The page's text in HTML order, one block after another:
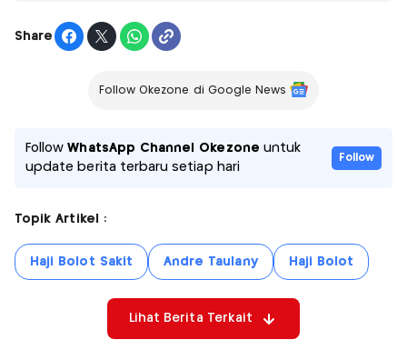
Share
Follow Okezone di Google News
FollowWhatsApp Channel Okezone untuk
update berita terbaru setiap hari
Follow
Topik Artikel :
Haji Bolot Sakit Andre Taulany Haji Bolot
Lihat Berita Terkait